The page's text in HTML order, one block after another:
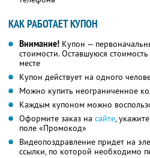
КАК РАБОТАЕТ КУПОН
Внимание! Купон —
стоимости. Оставшуюся
месте
Купон действует на одного
Можно купить неограниченное
Каждым купоном можно
Оформите заказ на сайте,
поле «Промокод»
Видеопоздравление придет на
ссылки, по которой необходимо